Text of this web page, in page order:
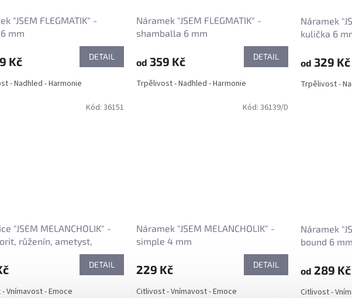
"JSEM FLEGMATIK" -
mm
Kč DETAIL
- Nadhled - Harmonie
Náramek "JSEM FLEGMATIK" -
shamballa 6 mm
od 359 Kč DETAIL
Trpělivost - Nadhled - Harmonie
Náramek
kulička 6
od 329 Kč
Trpělivost -
"JSEM MELANCHOLIK" -
růženín, ametyst,
DETAIL
Vnímavost - Emoce
Kód: 36151
Náramek "JSEM MELANCHOLIK" -
simple 4 mm
229 Kč DETAIL
Citlivost - Vnímavost - Emoce
Kód: 36139/D
Náramek
bound 6 mm
od 289 Kč
Citlivost -